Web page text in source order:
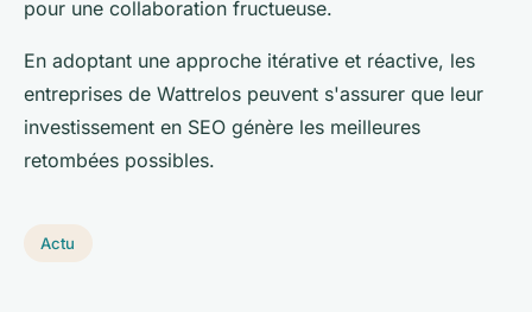
pour une collaboration fructueuse.
En adoptant une approche itérative et réactive, les
entreprises de Wattrelos peuvent s'assurer que leur
investissement en SEO génère les meilleures
retombées possibles.
Actu